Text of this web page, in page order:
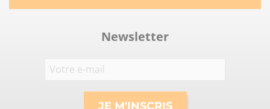
Newsletter